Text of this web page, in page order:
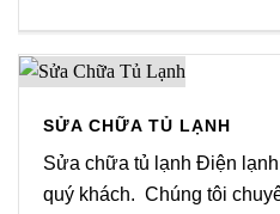
SỬA CHỮA TỦ LẠNH
Sửa chữa tủ lạnh Điện
quý khách. Chúng tôi